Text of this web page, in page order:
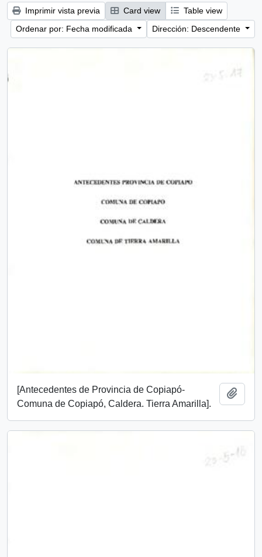
Imprimir vista previa Card view
Table view
Ordenar por: Fecha modificada
Dirección: Descendente
[Antecedentes de Provincia de Copiapó-
Comuna de Copiapó, Caldera. Tierra Amarilla].